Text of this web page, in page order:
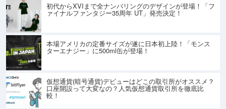
初代からXVIまで全ナンバリングのデザインが登場！「フ
ァイナルファンタジー35周年 UT」発売決定！
本場アメリカの定番サイズが遂に日本初上陸！「モンス
ターエナジー」に500ml缶が登場！
仮想通貨(暗号通貨)デビューはどこの取引所がオススメ？
口座開設って大変なの？人気仮想通貨取引所を徹底比
較！